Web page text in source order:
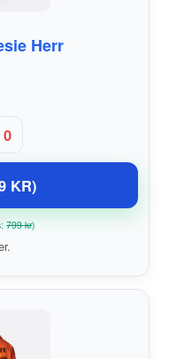
Herr
0
KR)
799 kr)